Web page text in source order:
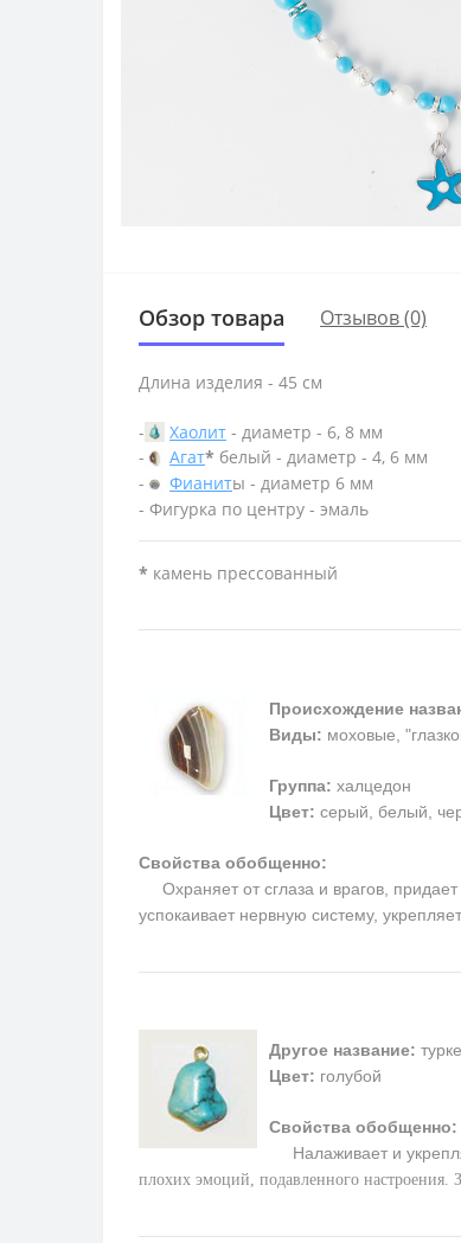
Обзор товара Отзывов (0)
Длина изделия - 45 см
- Хаолит - диаметр - 6, 8 мм
-
Агат* белый - диаметр - 4, 6 мм
-
Фианиты - диаметр 6 мм
- Фигурка по центру - эмаль
* камень прессованный
Происхождение
Виды: моховые,
Группа: халцедон
Цвет: серый, белый,
Свойства обобщенно:
Охраняет от сглаза и врагов, придает
успокаивает нервную систему,
Другое название:
Цвет: голубой
Свойства обобщенно:
Налаживает и
плохих эмоций, подавленного настроения.